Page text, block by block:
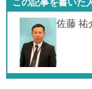
この記事を書いた
佐藤 祐